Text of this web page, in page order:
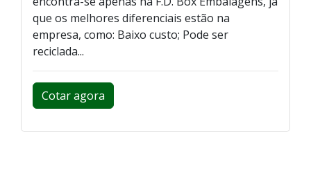
que os melhores diferenciais estão na
empresa, como: Baixo custo; Pode ser
reciclada...
Cotar agora